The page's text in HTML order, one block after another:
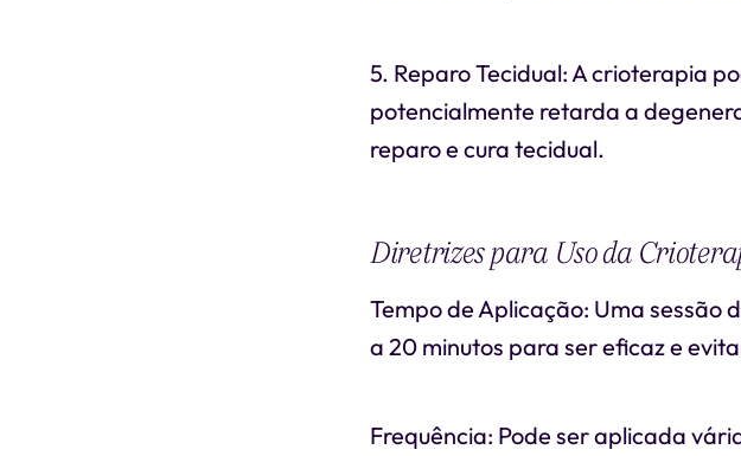
5. Reparo Tecidual: A crioterapia
potencialmente retarda a
reparo e cura tecidual.
Diretrizes para Uso da
Tempo de Aplicação: Uma sessão
a 20 minutos para ser eficaz e
Frequência: Pode ser aplicada